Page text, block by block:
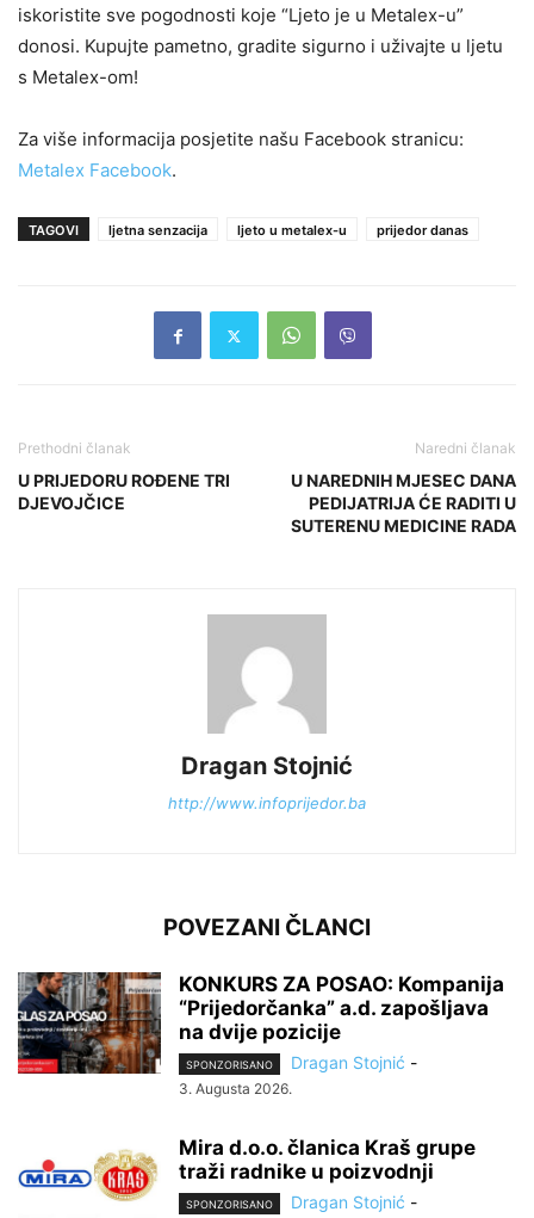
iskoristite sve pogodnosti koje “Ljeto je u Metalex-u”
donosi. Kupujte pametno, gradite sigurno i uživajte u ljetu
s Metalex-om!
Za više informacija posjetite našu Facebook stranicu:
Metalex Facebook.
TAGOVI ljetna senzacija ljeto u metalex-u prijedor danas
Prethodni članak
U PRIJEDORU ROĐENE TRI
DJEVOJČICE
Naredni članak
U NAREDNIH MJESEC DANA
PEDIJATRIJA ĆE RADITI U
SUTERENU MEDICINE RADA
Dragan Stojnić
http://www.infoprijedor.ba
POVEZANI ČLANCI
KONKURS ZA POSAO: Kompanija
“Prijedorčanka” a.d. zapošljava
na dvije pozicije
SPONZORISANO Dragan Stojnić -
3. Augusta 2026.
Mira d.o.o. članica Kraš grupe
traži radnike u poizvodnji
SPONZORISANO Dragan Stojnić -